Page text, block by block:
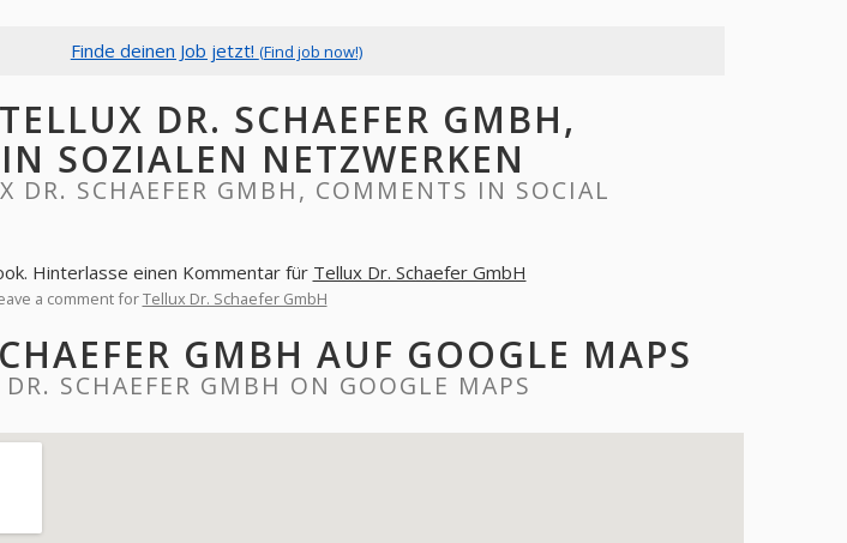
Finde deinen Job jetzt! (Find job now!)
DR. SCHAEFER GMBH,
SOZIALEN NETZWERKEN
DR. SCHAEFER GMBH, COMMENTS IN SOCIAL
Hinterlasse einen Kommentar für Tellux Dr. Schaefer GmbH
a comment forTellux Dr. Schaefer GmbH
GMBH AUF GOOGLE MAPS
SCHAEFER GMBH ON GOOGLE MAPS